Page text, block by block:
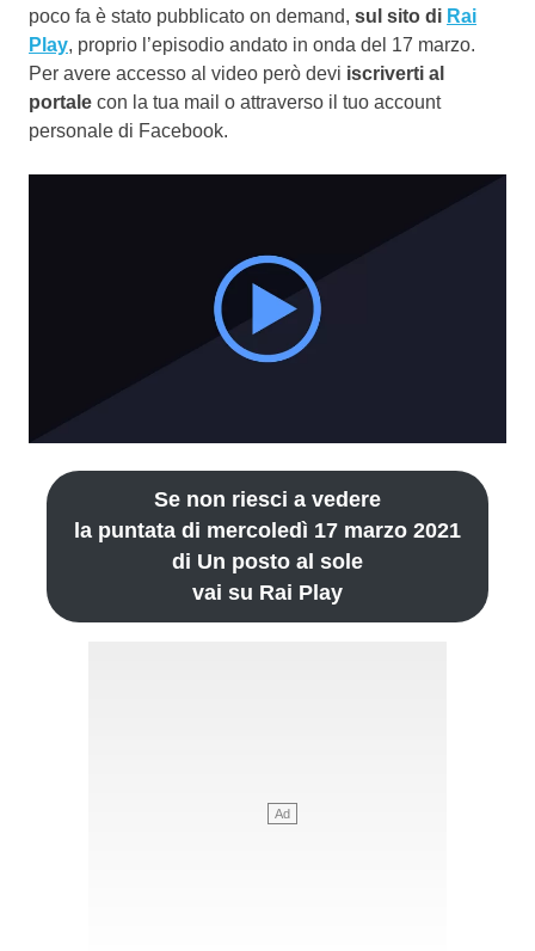
poco fa è stato pubblicato on demand, sul sito di Rai
Play, proprio l’episodio andato in onda del 17 marzo.
Per avere accesso al video però devi iscriverti al
portale con la tua mail o attraverso il tuo account
personale di Facebook.
Se non riesci a vedere
la puntata di mercoledì 17 marzo 2021
di Un posto al sole
vai su Rai Play